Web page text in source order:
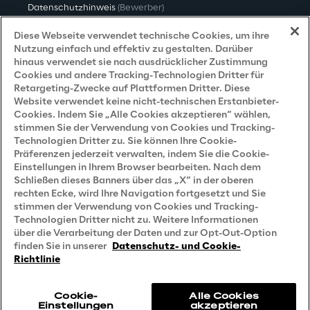
Datenschutzhinweis (Bewerber)
Datenschutzhinweis(Kunden)
Datenschutzhinweis (Dienstleister)
Datenschutzhinweis (Marketing)
Grundsatzerklärung - LKSG(Deutschland)
Accessibility Statement
Careers
Contacts
Diese Webseite verwendet technische Cookies, um ihre
Nutzung einfach und effektiv zu gestalten. Darüber
hinaus verwendet sie nach ausdrücklicher Zustimmung
Cookies und andere Tracking-Technologien Dritter für
Retargeting-Zwecke auf Plattformen Dritter. Diese
Website verwendet keine nicht-technischen Erstanbieter-
Cookies. Indem Sie „Alle Cookies akzeptieren“ wählen,
stimmen Sie der Verwendung von Cookies und Tracking-
Technologien Dritter zu. Sie können Ihre Cookie-
Präferenzen jederzeit verwalten, indem Sie die Cookie-
Einstellungen in Ihrem Browser bearbeiten. Nach dem
Schließen dieses Banners über das „X“ in der oberen
rechten Ecke, wird Ihre Navigation fortgesetzt und Sie
stimmen der Verwendung von Cookies und Tracking-
Technologien Dritter nicht zu. Weitere Informationen
über die Verarbeitung der Daten und zur Opt-Out-Option
finden Sie in unserer Datenschutz- und Cookie-
Richtlinie
Cookie-
Einstellungen
Alle Cookies
akzeptieren